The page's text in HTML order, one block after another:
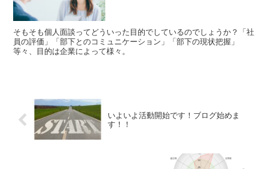
そもそも個人面談ってどういった目的でしているのでしょうか？「社
員の評価」「部下とのコミュニケーション」「部下の現状把握」
等々、目的は企業によって様々。
いよいよ活動開始です！ブログ始めま
す！！